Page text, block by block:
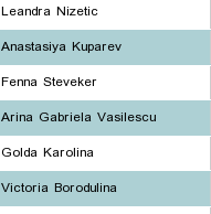
Leandra Nizetic
Anastasiya Kuparev
Fenna Steveker
Arina Gabriela Vasilescu
Golda Karolina
Victoria Borodulina